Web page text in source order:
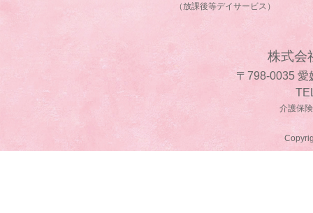
（放課後等デイサービス）
株式会
〒798-0035 愛
介護保